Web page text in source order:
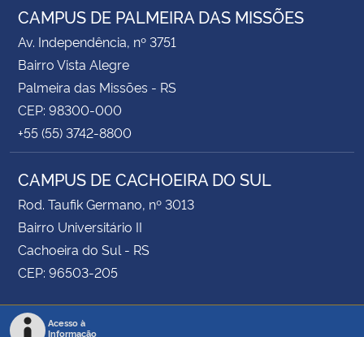
CAMPUS DE PALMEIRA DAS MISSÕES
Av. Independência, nº 3751
Bairro Vista Alegre
Palmeira das Missões - RS
CEP: 98300-000
+55 (55) 3742-8800
CAMPUS DE CACHOEIRA DO SUL
Rod. Taufik Germano, nº 3013
Bairro Universitário II
Cachoeira do Sul - RS
CEP: 96503-205
Acesso à
Informação